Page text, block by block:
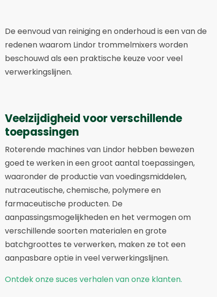
De eenvoud van reiniging en onderhoud is een van de
redenen waarom Lindor trommelmixers worden
beschouwd als een praktische keuze voor veel
verwerkingslijnen.
Veelzijdigheid voor verschillende
toepassingen
Roterende machines van Lindor hebben bewezen
goed te werken in een groot aantal toepassingen,
waaronder de productie van voedingsmiddelen,
nutraceutische, chemische, polymere en
farmaceutische producten. De
aanpassingsmogelijkheden en het vermogen om
verschillende soorten materialen en grote
batchgroottes te verwerken, maken ze tot een
aanpasbare optie in veel verwerkingslijnen.
Ontdek onze suces verhalen van onze klanten.